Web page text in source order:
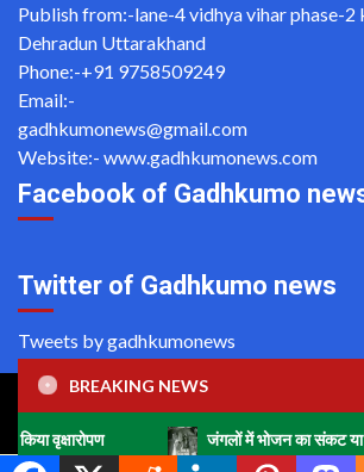
Publish from:-lane-4 vidhya vihar phase-
Dehradun Uttarakhand
Phone:-+91 9758509249
Email:-
gadhkumonews@gmail.com
Website:- www.gadhkumonews.com
Facebook of Gadhkumo
Twitter of Gadhkumo news
Tweets by gadhkumonews
Copyright ©2020 All rights reserved | For
and Development call Us: -
BREAKING NEWS
जंगलों में भोजन का संकट या वन विभाग की